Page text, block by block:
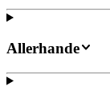
Allerhande